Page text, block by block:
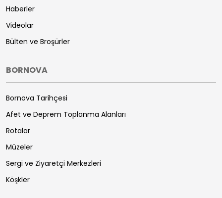
Haberler
Videolar
Bülten ve Broşürler
BORNOVA
Bornova Tarihçesi
Afet ve Deprem Toplanma Alanları
Rotalar
Müzeler
Sergi ve Ziyaretçi Merkezleri
Köşkler